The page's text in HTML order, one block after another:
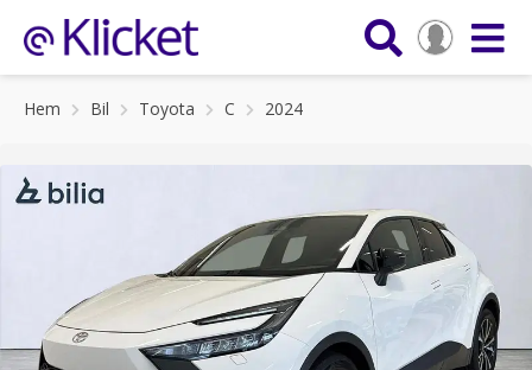
Hem Bil Toyota C 2024